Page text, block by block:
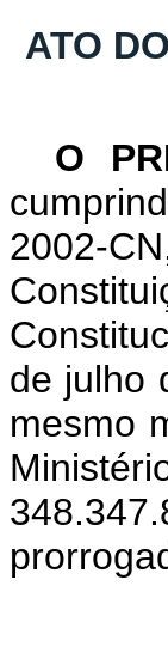
ATO
O
2002-
de julho
mesmo